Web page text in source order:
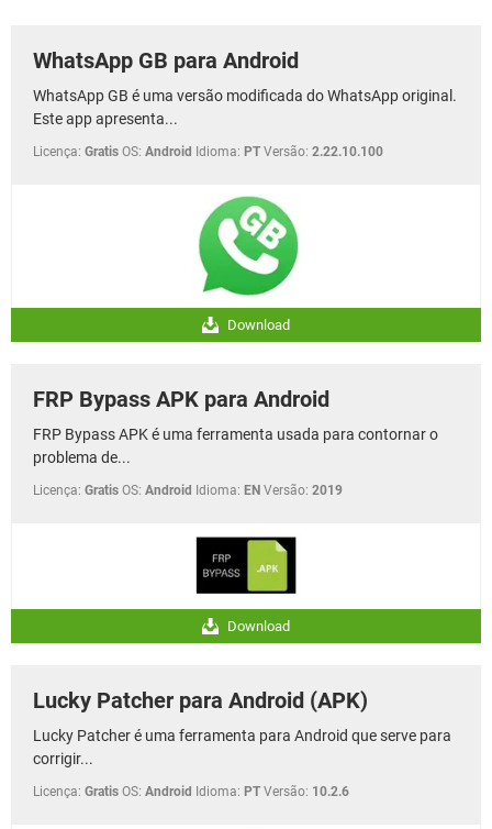
WhatsApp GB para Android
WhatsApp GB é uma versão modificada do WhatsApp original.
Este app apresenta...
Licença: Gratis OS: Android Idioma: PT Versão: 2.22.10.100
Download
FRP Bypass APK para Android
FRP Bypass APK é uma ferramenta usada para contornar o
problema de...
Licença: Gratis OS: Android Idioma: EN Versão: 2019
Download
Lucky Patcher para Android (APK)
Lucky Patcher é uma ferramenta para Android que serve para
corrigir...
Licença: Gratis OS: Android Idioma: PT Versão: 10.2.6